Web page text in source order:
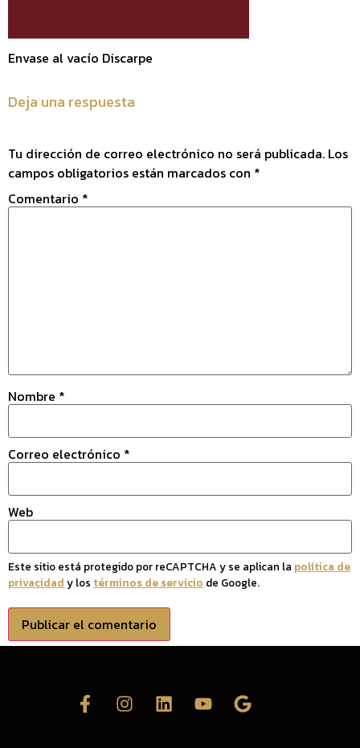
Envase al vacío Discarpe
Deja una respuesta
Tu dirección de correo electrónico no será publicada. Los
campos obligatorios están marcados con *
Comentario *
Nombre *
Correo electrónico *
Web
Este sitio está protegido por reCAPTCHA y se aplican la política de
privacidad y los términos de servicio de Google.